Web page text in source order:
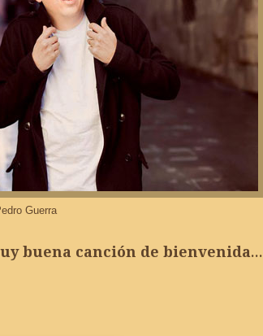
Guerra
buena canción de bienvenida…